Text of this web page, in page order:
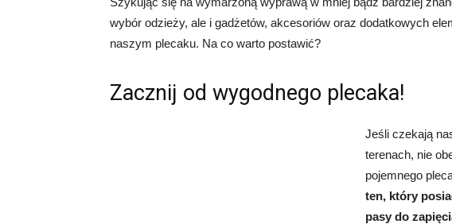
wybór odzieży, ale i gadżetów, akcesoriów oraz dodatkowych
naszym plecaku. Na co warto postawić?
Zacznij od wygodnego plecaka!
Jeśli czekają
terenach, nie
pojemnego
ten, który
pasy do